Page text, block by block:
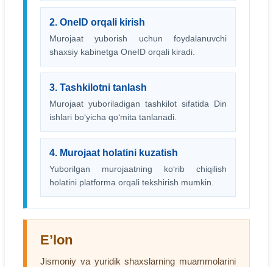
2. OneID orqali kirish
Murojaat yuborish uchun foydalanuvchi
shaxsiy kabinetga OneID orqali kiradi.
3. Tashkilotni tanlash
Murojaat yuboriladigan tashkilot sifatida Din
ishlari bo‘yicha qo‘mita tanlanadi.
4. Murojaat holatini kuzatish
Yuborilgan murojaatning ko‘rib chiqilish
holatini platforma orqali tekshirish mumkin.
E’lon
Jismoniy va yuridik shaxslarning muammolarini